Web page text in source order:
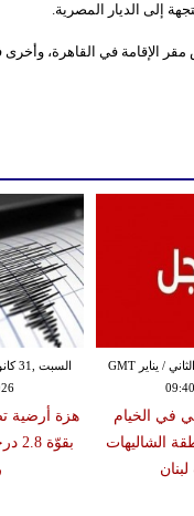
إلى الديار المصرية.
الإقامة في القاهرة، وأخرى
هزة أرضية
السبت ,31 كانون الثاني / يناير GMT
في الخيام
الشاليهات